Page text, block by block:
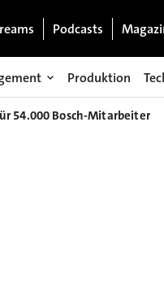
Podcasts
Produktion
54.000 Bosch-Mitarbeiter